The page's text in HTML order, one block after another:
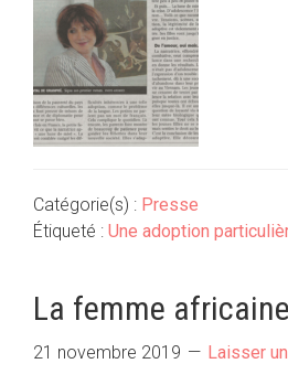
Catégorie(s) : Presse
Étiqueté : Une adoption
La femme africaine
21 novembre 2019 Laisser